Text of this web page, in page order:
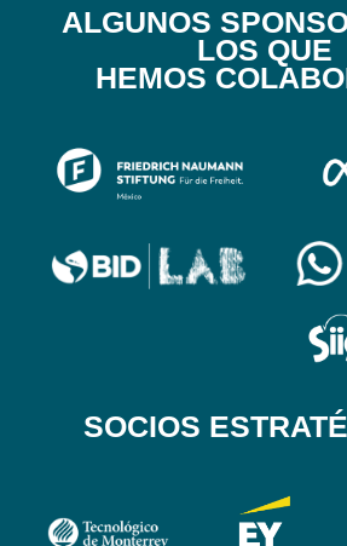
ALGUNOS
LOS QUE
HEMOS
SOCIOS